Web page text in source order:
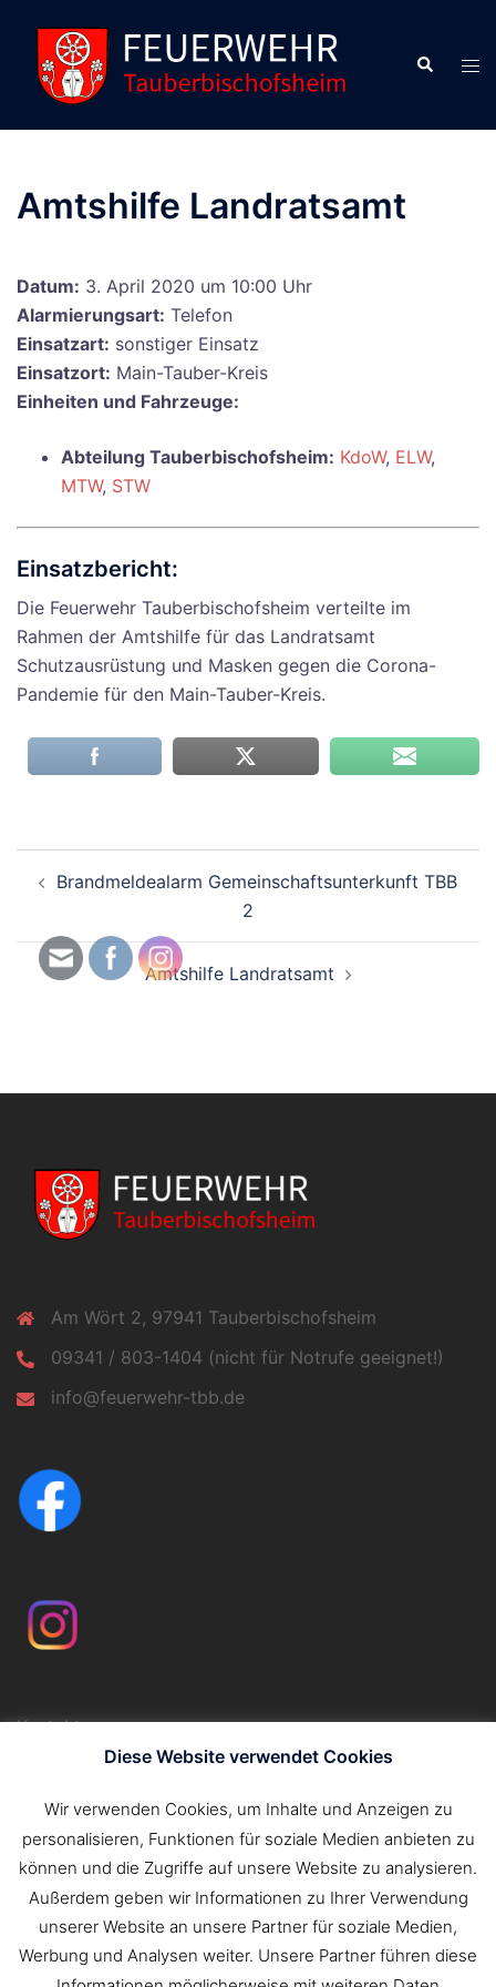
Inhalt
springen
Suche
Amtshilfe Landratsamt
Datum: 3. April 2020 um 10:00 Uhr
Alarmierungsart: Telefon
Einsatzart: sonstiger Einsatz
Einsatzort: Main-Tauber-Kreis
Einheiten und Fahrzeuge:
Abteilung Tauberbischofsheim: KdoW, ELW,
MTW, STW
Einsatzbericht:
Die Feuerwehr Tauberbischofsheim verteilte im
Rahmen der Amtshilfe für das Landratsamt
Schutzausrüstung und Masken gegen die Corona-
Pandemie für den Main-Tauber-Kreis.
Brandmeldealarm Gemeinschaftsunterkunft TBB
2
Amtshilfe Landratsamt
Am Wört 2, 97941 Tauberbischofsheim
09341 / 803-1404 (nicht für Notrufe geeignet!)
info@feuerwehr-tbb.de
Kontakt
Impressum
Suchen
nach:
Diese Website verwendet Cookies
Wir verwenden Cookies, um Inhalte und Anzeigen zu
personalisieren, Funktionen für soziale Medien anbieten zu
können und die Zugriffe auf unsere Website zu analysieren.
Außerdem geben wir Informationen zu Ihrer Verwendung
unserer Website an unsere Partner für soziale Medien,
Werbung und Analysen weiter. Unsere Partner führen diese